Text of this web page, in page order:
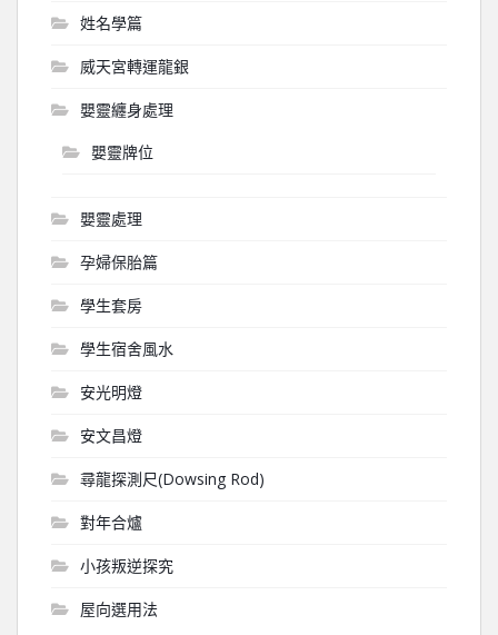
姓名學篇
威天宮轉運龍銀
嬰靈纏身處理
嬰靈牌位
嬰靈處理
孕婦保胎篇
學生套房
學生宿舍風水
安光明燈
安文昌燈
尋龍探測尺(Dowsing Rod)
對年合爐
小孩叛逆探究
屋向選用法